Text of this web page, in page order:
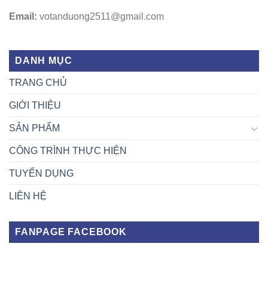
Email: votanduong2511@gmail.com
DANH MỤC
TRANG CHỦ
GIỚI THIỆU
SẢN PHẨM
CÔNG TRÌNH THỰC HIỆN
TUYỂN DỤNG
LIÊN HỆ
FANPAGE FACEBOOK